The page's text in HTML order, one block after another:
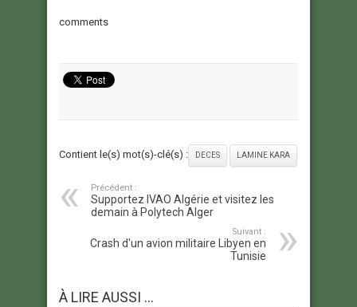
comments
Contient le(s) mot(s)-clé(s) : DECES LAMINE KARA
Précédent :
Supportez IVAO Algérie et visitez les
demain à Polytech Alger
Suivant :
Crash d'un avion militaire Libyen en
Tunisie
À LIRE AUSSI ...